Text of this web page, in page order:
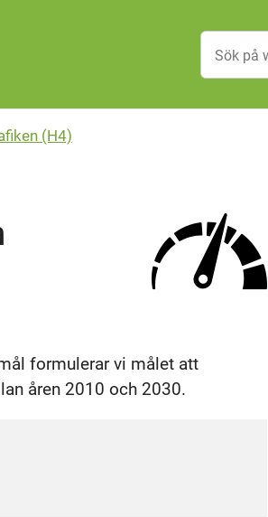
(H4)
formulerar vi målet att
åren 2010 och 2030.